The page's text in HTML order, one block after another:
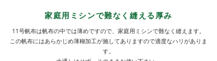
家庭用ミシンで難なく縫える厚み
11号帆布は帆布の中では薄めですので、家庭用ミシンで難なく縫えます。
この帆布にはあらかじめ薄糊加工が施してありますので適度なハリがありま
す。